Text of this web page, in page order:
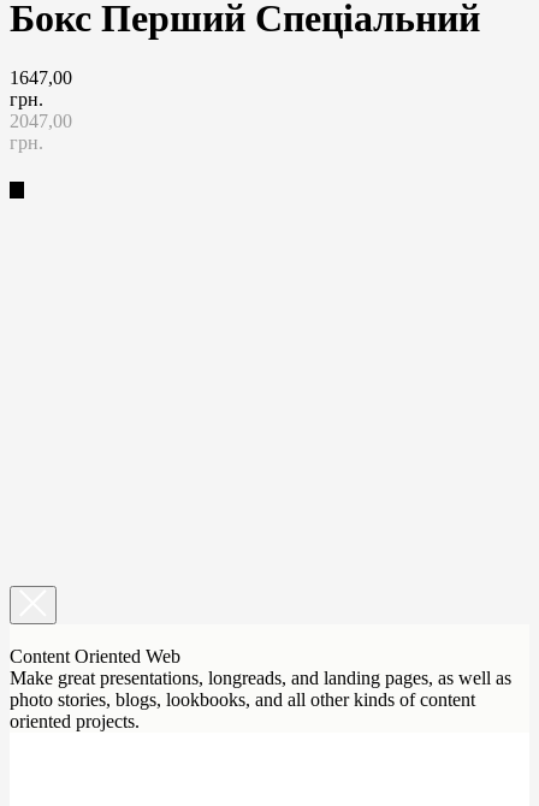
Бокс Перший Спеціальний
1647,00
грн.
2047,00
грн.
Content Oriented Web
Make great presentations, longreads, and landing pages, as well as
photo stories, blogs, lookbooks, and all other kinds of content
oriented projects.